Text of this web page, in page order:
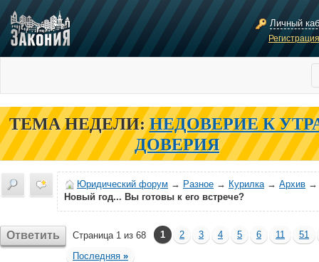
Личный
ТЕМА НЕДЕЛИ: НЕДОВЕРИЕ К
ДОВЕРИЯ
Юридический форум → Разное → Курилка→ Архив →
Новый год... Вы готовы к его встрече?
Ответить Страница 1 из 68 1 2 3 4 5 6 11
51
Последняя »